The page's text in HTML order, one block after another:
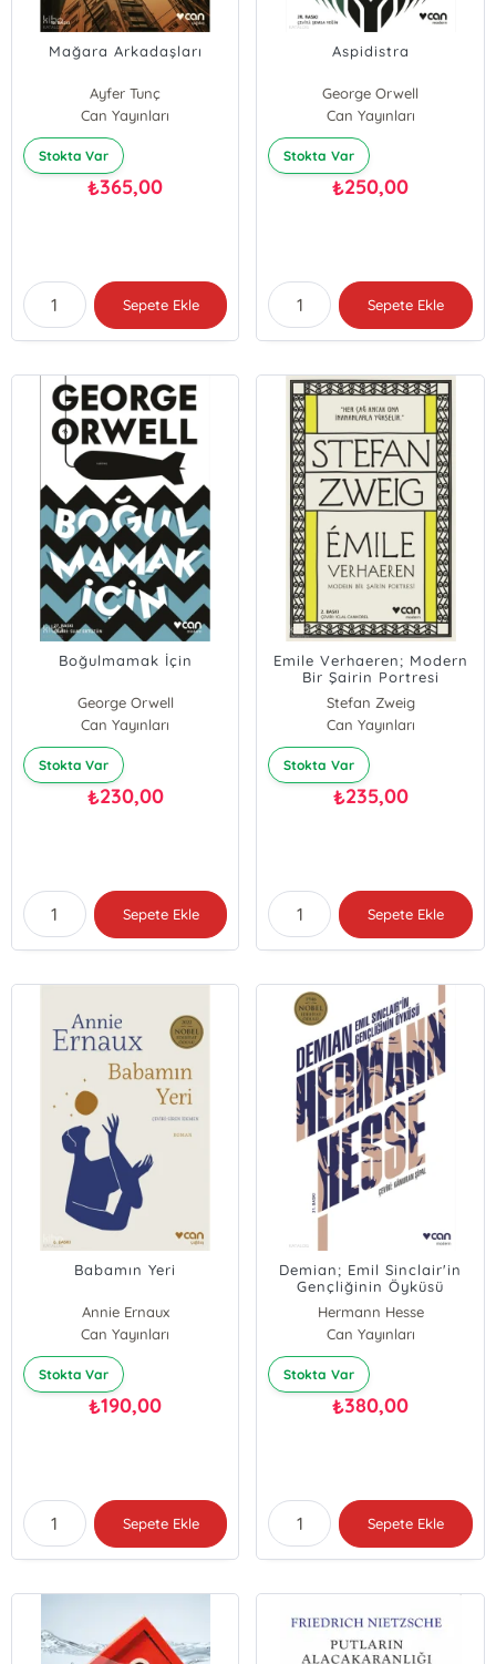
Mağara Arkadaşları
Ayfer Tunç
Can Yayınları
Stokta Var
₺365,00
Sepete Ekle
Aspidistra
George Orwell
Can Yayınları
Stokta Var
₺250,00
Sepete Ekle
Boğulmamak İçin
George Orwell
Can Yayınları
Stokta Var
₺230,00
Sepete Ekle
Emile Verhaeren; Modern
Bir Şairin Portresi
Stefan Zweig
Can Yayınları
Stokta Var
₺235,00
Sepete Ekle
Babamın Yeri
Annie Ernaux
Can Yayınları
Stokta Var
₺190,00
Sepete Ekle
Demian; Emil Sinclair'in
Gençliğinin Öyküsü
Hermann Hesse
Can Yayınları
Stokta Var
₺380,00
Sepete Ekle